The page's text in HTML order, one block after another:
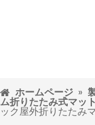
ホームページ »
ム折りたたみ式マット
ック屋外折りたたみ